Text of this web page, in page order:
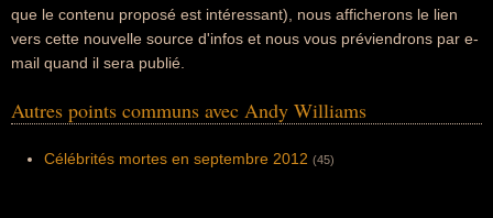
que le contenu proposé est intéressant), nous afficherons le lien
vers cette nouvelle source d'infos et nous vous préviendrons par e-
mail quand il sera publié.
Autres points communs avec Andy Williams
Célébrités mortes en septembre 2012 (45)